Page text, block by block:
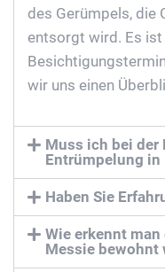
des Gerümpels, die
entsorgt wird. Es ist
wir uns einen
Muss ich bei der
Entrümpelung in
Haben Sie
Wie erkennt
Messie bewohnt